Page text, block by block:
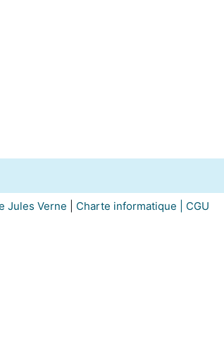
Jules Verne Charte informatique | CGU